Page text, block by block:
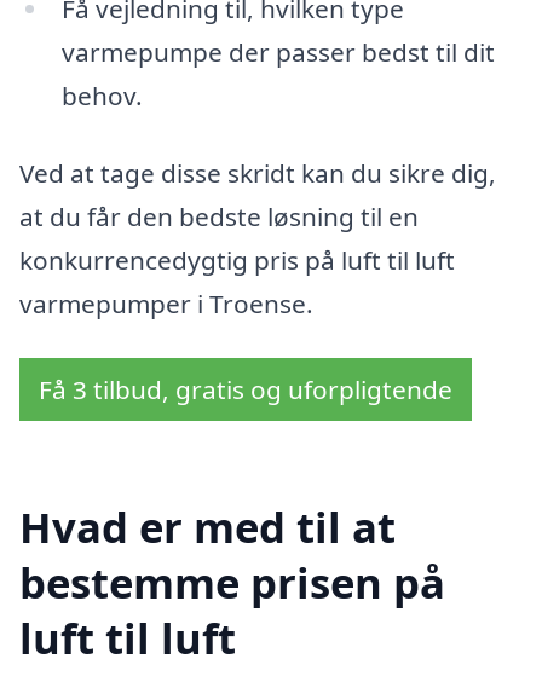
Få vejledning til, hvilken type
varmepumpe der passer bedst til dit
behov.
Ved at tage disse skridt kan du sikre dig,
at du får den bedste løsning til en
konkurrencedygtig pris på luft til luft
varmepumper i Troense.
Få 3 tilbud, gratis og uforpligtende
Hvad er med til at
bestemme prisen på
luft til luft